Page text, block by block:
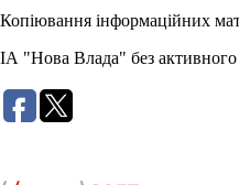
Копіювання інформаційних
ІА "Нова Влада" без